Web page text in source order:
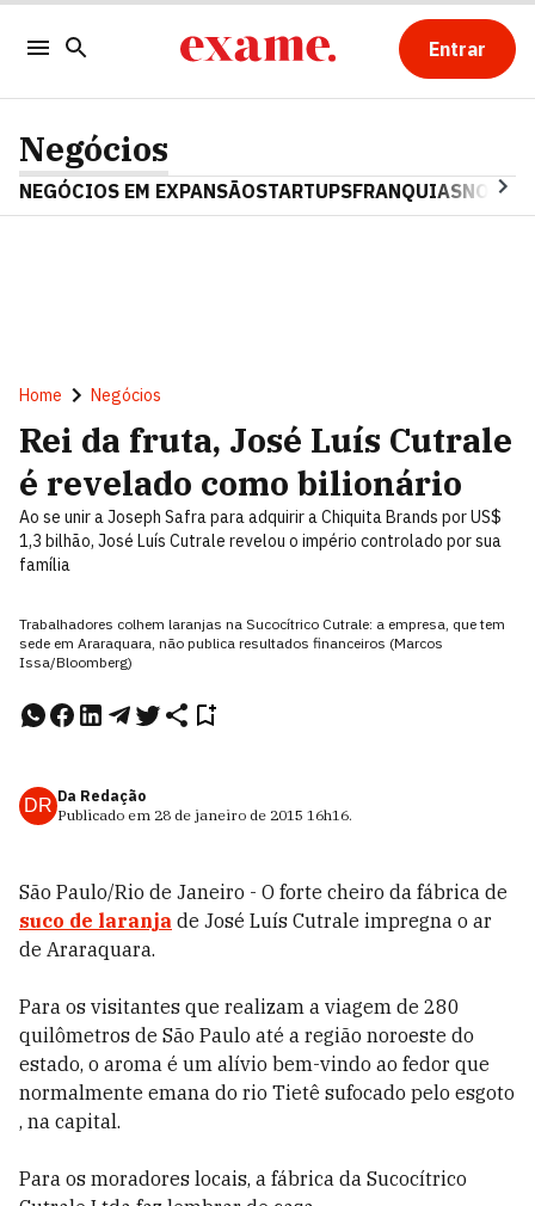
Entrar
Negócios
NEGÓCIOS EM EXPANSÃOSTARTUPSFRANQUIAS
Home Negócios
Rei da fruta, José Luís Cutrale
é revelado como bilionário
Ao se unir a Joseph Safra para adquirir a Chiquita Brands por US$
1,3 bilhão, José Luís Cutrale revelou o império controlado por sua
família
Trabalhadores colhem laranjas na Sucocítrico Cutrale: a empresa, que tem
sede em Araraquara, não publica resultados financeiros (Marcos
Issa/Bloomberg)
DR Da Redação
Publicado em 28 de janeiro de 2015 16h16.
São Paulo/Rio de Janeiro - O forte cheiro da fábrica de
suco de laranja de José Luís Cutrale impregna o ar
de Araraquara.
Para os visitantes que realizam a viagem de 280
quilômetros de São Paulo até a região noroeste do
estado, o aroma é um alívio bem-vindo ao fedor que
normalmente emana do rio Tietê sufocado pelo esgoto
, na capital.
Para os moradores locais, a fábrica da Sucocítrico